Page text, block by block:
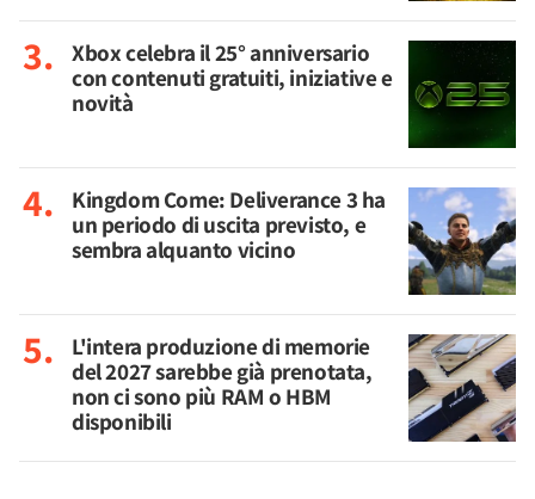
Xbox celebra il 25° anniversario
con contenuti gratuiti, iniziative e
novità
Kingdom Come: Deliverance 3 ha
un periodo di uscita previsto, e
sembra alquanto vicino
L'intera produzione di memorie
del 2027 sarebbe già prenotata,
non ci sono più RAM o HBM
disponibili